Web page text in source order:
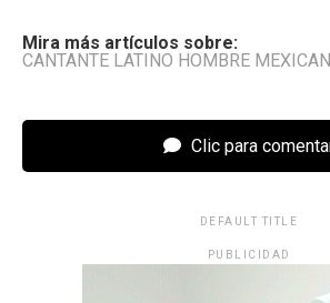
Mira más artículos sobre:
CANTANTE LATINO HOMBRE
Clic para
DEFAULT TITLE
PUBLICIDAD